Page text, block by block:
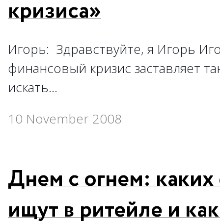
кризиса»
Игорь: Здравствуйте, я Игорь
финансовый кризис заставляет
искать…
10 November 2008
Днем с огнем: каких
ищут в ритейле и